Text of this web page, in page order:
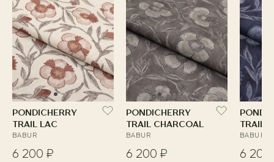
PONDICHERRY
TRAIL LAC
BABUR
6 200 ₽
PONDICHERRY
TRAIL CHARCOAL
BABUR
6 200 ₽
TRAIL
BABUR
6 200